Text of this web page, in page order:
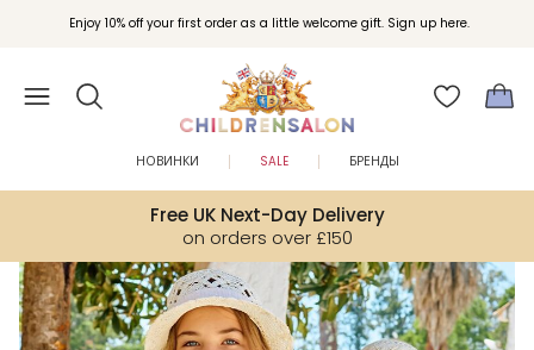
Enjoy 10% off your first order as a little welcome gift. Sign up here.
Вступайте в клуб Бонусы Childrensalon для эксклюзивных привилегий при
покупках.
Free UK Next-Day Delivery
on orders over £150
НОВИНКИ SALE БРЕНДЫ